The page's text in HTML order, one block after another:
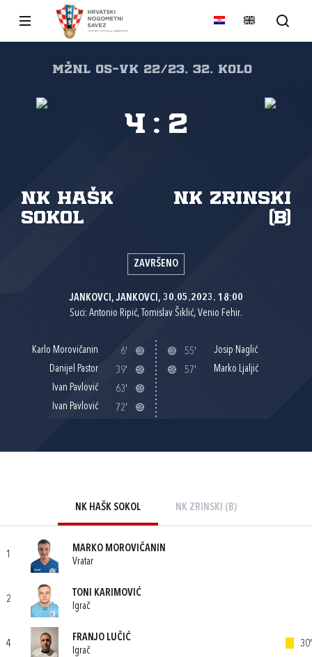
MŽNL Os-Vk 22/23, 32. kolo
NK HAŠK
Sokol
NK Zrinski
(B)
4 : 2
ZAVRŠENO
JANKOVCI, JANKOVCI, 30.05.2023. 18:00
Suci: Antonio Ripić, Tomislav Šiklić, Venio Fehir.
Karlo Morovičanin
6'
Danijel Pastor
39'
Ivan Pavlović
63'
Ivan Pavlović
72'
55'
Josip Naglić
57'
Marko Ljaljić
NK HAŠK SOKOL NK ZRINSKI (B)
1
MARKO MOROVIČANIN
Vratar
2
TONI KARIMOVIĆ
Igrač
4
FRANJO LUČIĆ
Igrač
30'